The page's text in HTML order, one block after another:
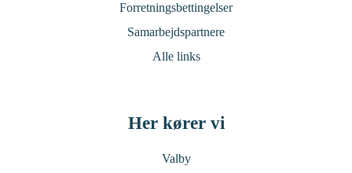
Forretningsbettingelser
Samarbejdspartnere
Alle links
Her kører vi
Valby